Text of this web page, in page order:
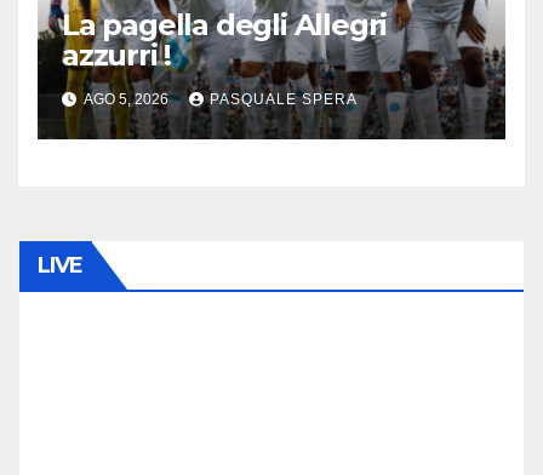
La pagella degli Allegri
azzurri !
AGO 5, 2026 PASQUALE SPERA
LIVE